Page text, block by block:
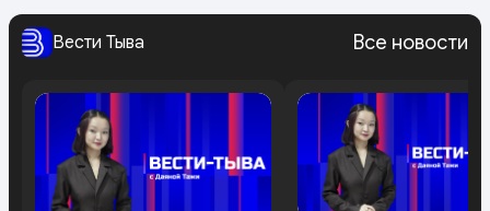
Вести Тыва Все новости